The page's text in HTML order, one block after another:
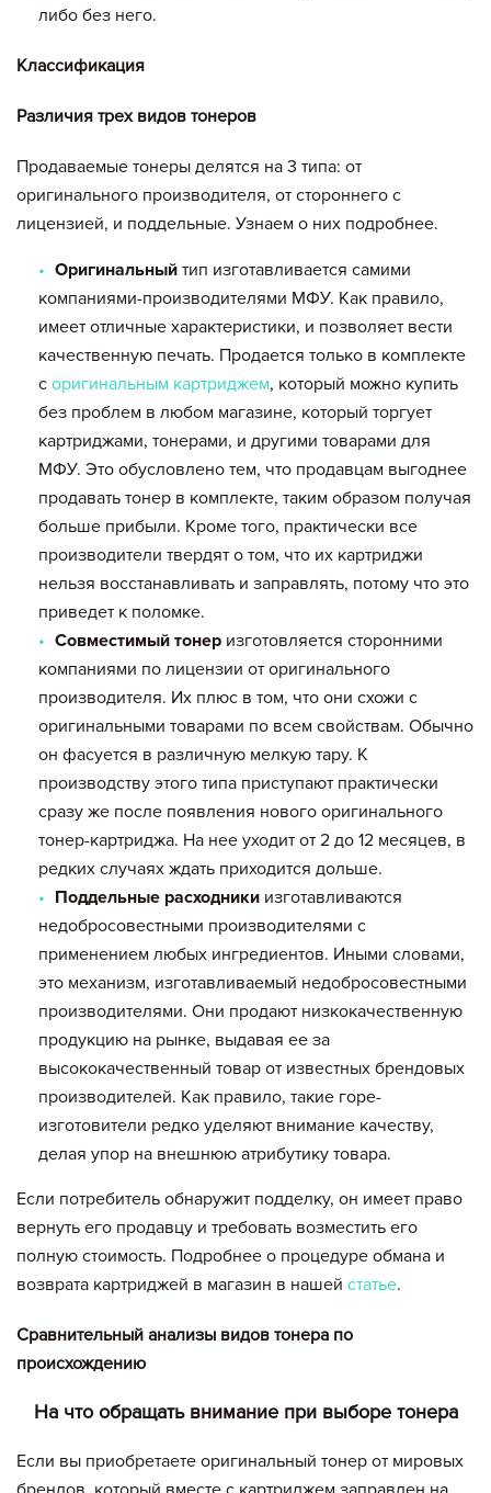
либо без него.
Классификация
Различия трех видов тонеров
Продаваемые тонеры делятся на 3 типа: от
оригинального производителя, от стороннего с
лицензией, и поддельные. Узнаем о них подробнее.
Оригинальный тип изготавливается самими
компаниями-производителями МФУ. Как правило,
имеет отличные характеристики, и позволяет вести
качественную печать. Продается только в комплекте
с оригинальным картриджем, который можно купить
без проблем в любом магазине, который торгует
картриджами, тонерами, и другими товарами для
МФУ. Это обусловлено тем, что продавцам выгоднее
продавать тонер в комплекте, таким образом получая
больше прибыли. Кроме того, практически все
производители твердят о том, что их картриджи
нельзя восстанавливать и заправлять, потому что это
приведет к поломке.
Совместимый тонер изготовляется сторонними
компаниями по лицензии от оригинального
производителя. Их плюс в том, что они схожи с
оригинальными товарами по всем свойствам. Обычно
он фасуется в различную мелкую тару. К
производству этого типа приступают практически
сразу же после появления нового оригинального
тонер-картриджа. На нее уходит от 2 до 12 месяцев, в
редких случаях ждать приходится дольше.
Поддельные расходники изготавливаются
недобросовестными производителями с
применением любых ингредиентов. Иными словами,
это механизм, изготавливаемый недобросовестными
производителями. Они продают низкокачественную
продукцию на рынке, выдавая ее за
высококачественный товар от известных брендовых
производителей. Как правило, такие горе-
изготовители редко уделяют внимание качеству,
делая упор на внешнюю атрибутику товара.
Если потребитель обнаружит подделку, он имеет право
вернуть его продавцу и требовать возместить его
полную стоимость. Подробнее о процедуре обмана и
возврата картриджей в магазин в нашей статье.
Сравнительный анализы видов тонера по
происхождению
На что обращать внимание при выборе тонера
Если вы приобретаете оригинальный тонер от мировых
Вы добавили в корзину
Артикул
Цена,
Кол-во
Сумма,